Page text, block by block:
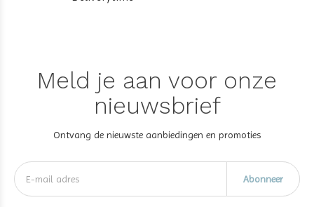
Meld je aan voor onze
nieuwsbrief
Ontvang de nieuwste aanbiedingen en promoties
Abonneer